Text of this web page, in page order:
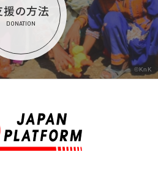
援の方法
DONATION
©KnK